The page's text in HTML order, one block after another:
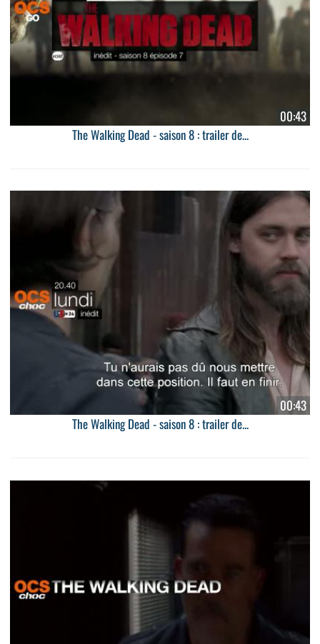
00:43
The Walking Dead - saison 8 : trailer de...
00:43
The Walking Dead - saison 8 : trailer de...